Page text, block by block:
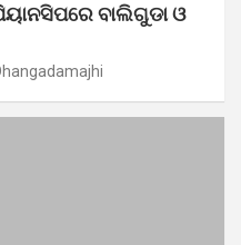
ବାଲିଗୁଡା ଓ